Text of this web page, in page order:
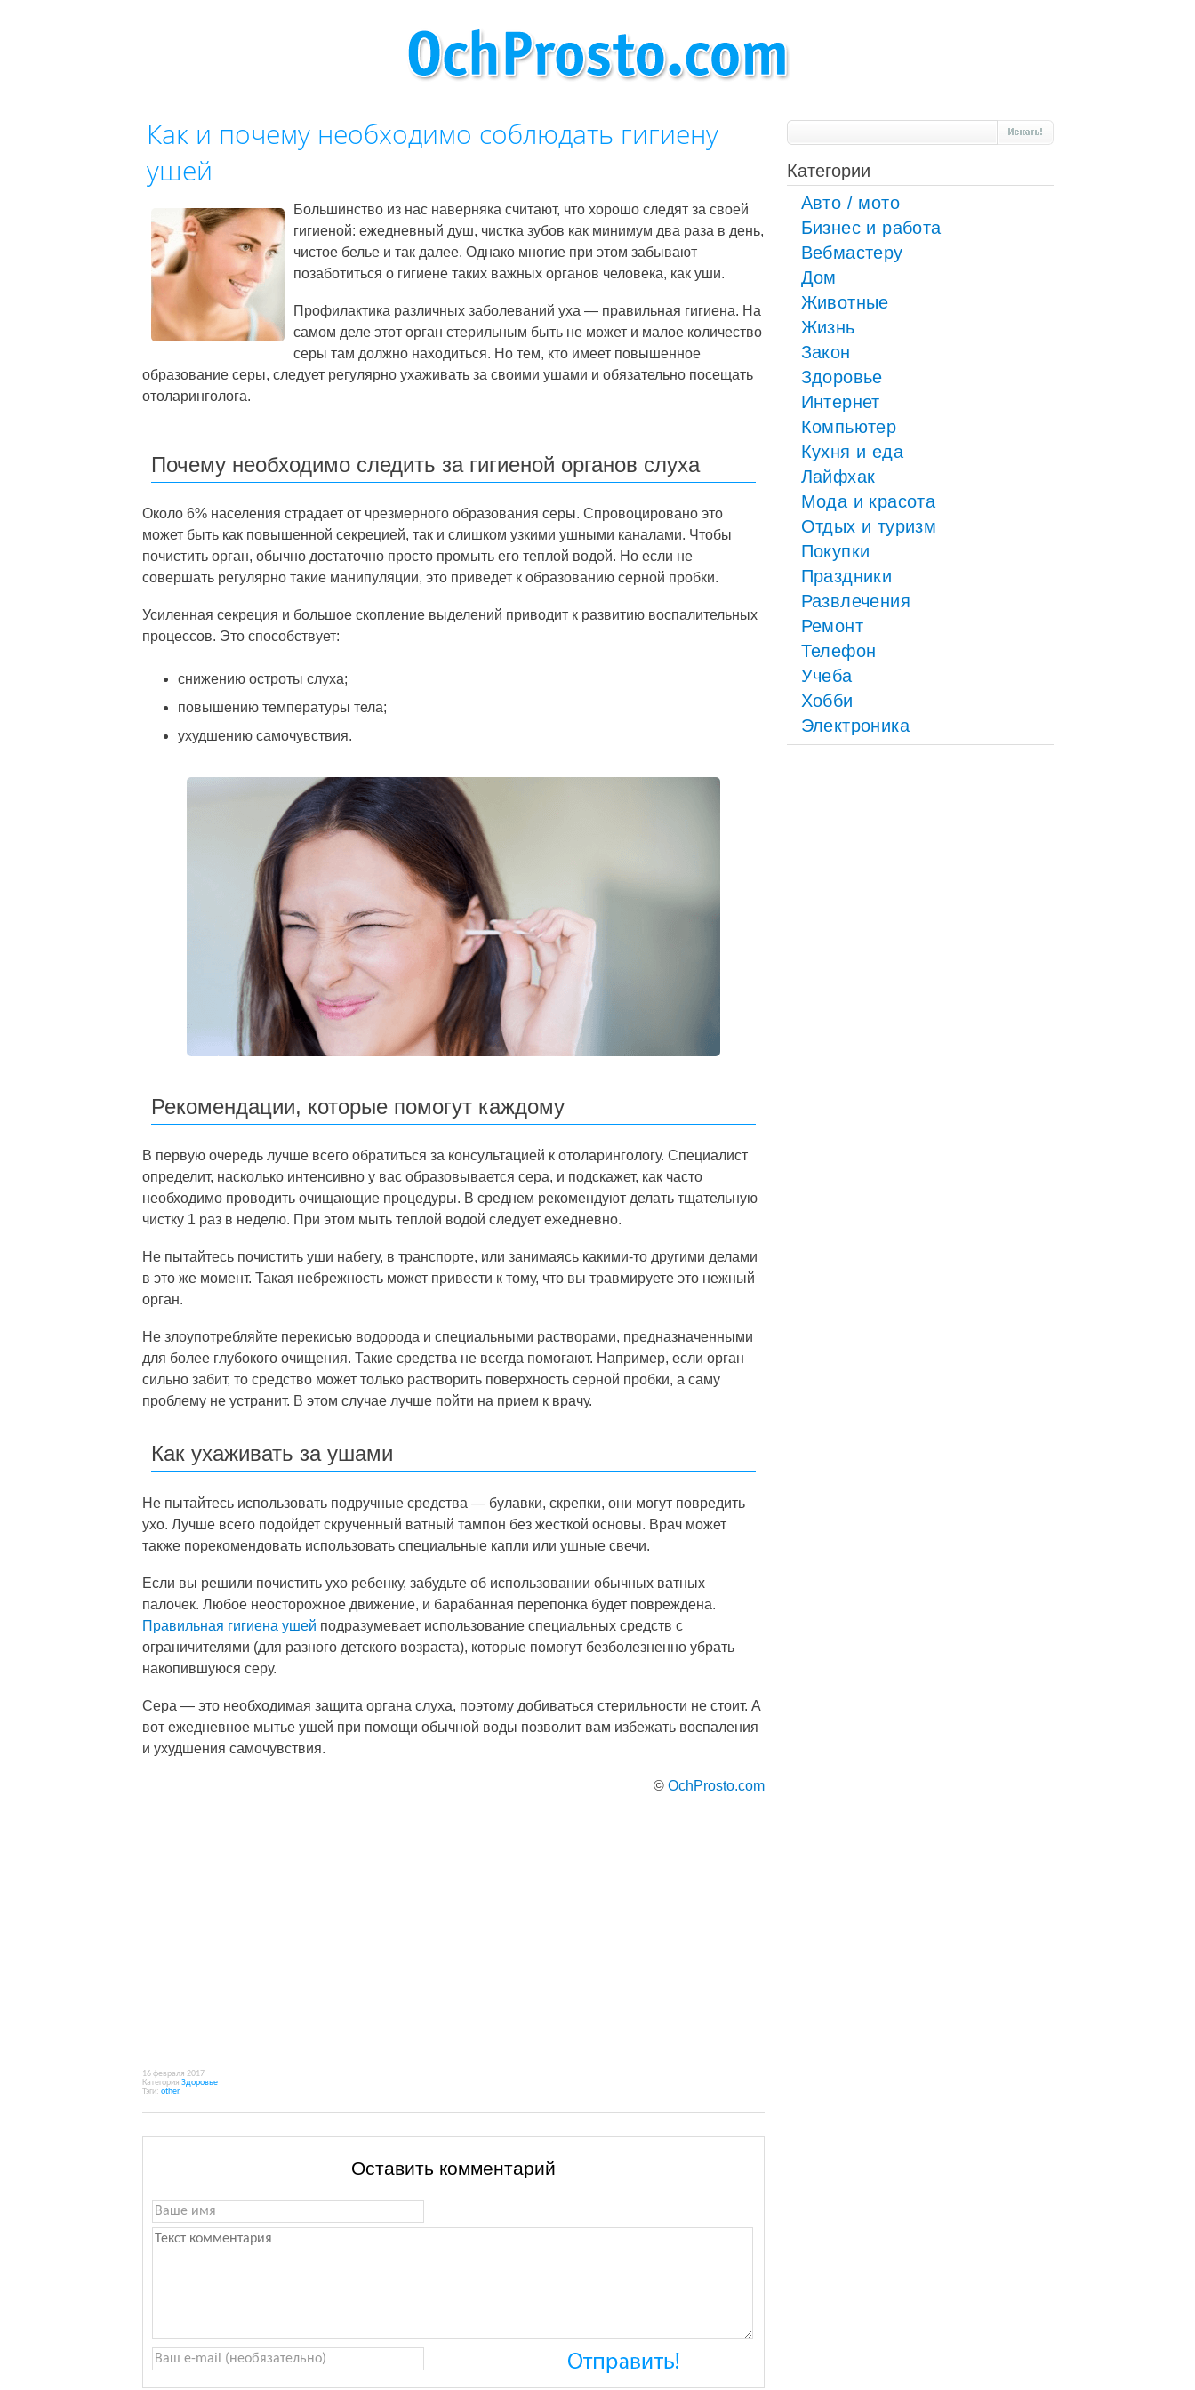
Как и почему необходимо соблюдать гигиену
ушей
Большинство из нас наверняка считают, что хорошо следят за своей
гигиеной: ежедневный душ, чистка зубов как минимум два раза в день,
чистое белье и так далее. Однако многие при этом забывают
позаботиться о гигиене таких важных органов человека, как уши.
Профилактика различных заболеваний уха — правильная гигиена. На
самом деле этот орган стерильным быть не может и малое количество
серы там должно находиться. Но тем, кто имеет повышенное
образование серы, следует регулярно ухаживать за своими ушами и обязательно посещать
отоларинголога.
Почему необходимо следить за гигиеной органов слуха
Около 6% населения страдает от чрезмерного образования серы. Спровоцировано это
может быть как повышенной секрецией, так и слишком узкими ушными каналами. Чтобы
почистить орган, обычно достаточно просто промыть его теплой водой. Но если не
совершать регулярно такие манипуляции, это приведет к образованию серной пробки.
Усиленная секреция и большое скопление выделений приводит к развитию воспалительных
процессов. Это способствует:
снижению остроты слуха;
повышению температуры тела;
ухудшению самочувствия.
Рекомендации, которые помогут каждому
В первую очередь лучше всего обратиться за консультацией к отоларингологу. Специалист
определит, насколько интенсивно у вас образовывается сера, и подскажет, как часто
необходимо проводить очищающие процедуры. В среднем рекомендуют делать тщательную
чистку 1 раз в неделю. При этом мыть теплой водой следует ежедневно.
Не пытайтесь почистить уши набегу, в транспорте, или занимаясь какими-то другими делами
в это же момент. Такая небрежность может привести к тому, что вы травмируете это нежный
орган.
Не злоупотребляйте перекисью водорода и специальными растворами, предназначенными
для более глубокого очищения. Такие средства не всегда помогают. Например, если орган
сильно забит, то средство может только растворить поверхность серной пробки, а саму
проблему не устранит. В этом случае лучше пойти на прием к врачу.
Как ухаживать за ушами
Не пытайтесь использовать подручные средства — булавки, скрепки, они могут повредить
ухо. Лучше всего подойдет скрученный ватный тампон без жесткой основы. Врач может
также порекомендовать использовать специальные капли или ушные свечи.
Если вы решили почистить ухо ребенку, забудьте об использовании обычных ватных
палочек. Любое неосторожное движение, и барабанная перепонка будет повреждена.
Правильная гигиена ушей подразумевает использование специальных средств с
ограничителями (для разного детского возраста), которые помогут безболезненно убрать
накопившуюся серу.
Сера — это необходимая защита органа слуха, поэтому добиваться стерильности не стоит. А
вот ежедневное мытье ушей при помощи обычной воды позволит вам избежать воспаления
и ухудшения самочувствия.
© OchProsto.com
16 февраля 2017
Категория Здоровье
Тэги: other.
Оставить комментарий
Категории
Авто / мото
Бизнес и работа
Вебмастеру
Дом
Животные
Жизнь
Закон
Здоровье
Интернет
Компьютер
Кухня и еда
Лайфхак
Мода и красота
Отдых и туризм
Покупки
Праздники
Развлечения
Ремонт
Телефон
Учеба
Хобби
Электроника